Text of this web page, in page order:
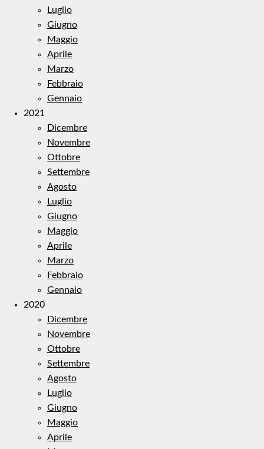
Luglio
Giugno
Maggio
Aprile
Marzo
Febbraio
Gennaio
2021
Dicembre
Novembre
Ottobre
Settembre
Agosto
Luglio
Giugno
Maggio
Aprile
Marzo
Febbraio
Gennaio
2020
Dicembre
Novembre
Ottobre
Settembre
Agosto
Luglio
Giugno
Maggio
Aprile